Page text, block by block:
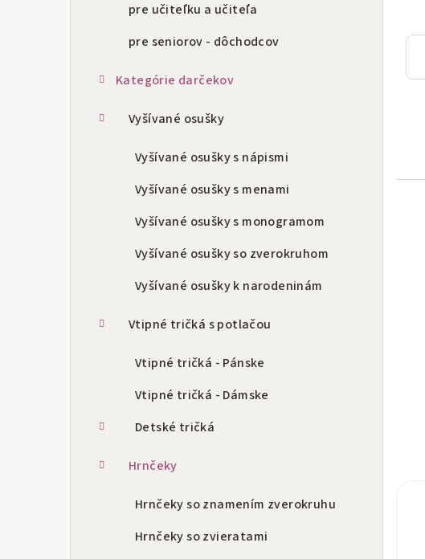
pre učiteľku a učiteľa
pre seniorov - dôchodcov
Kategórie darčekov
Vyšívané osušky
Vyšívané osušky s nápismi
Vyšívané osušky s menami
Vyšívané osušky s monogramom
Vyšívané osušky so zverokruhom
Vyšívané osušky k narodeninám
Vtipné tričká s potlačou
Vtipné tričká - Pánske
Vtipné tričká - Dámske
Detské tričká
Hrnčeky
Hrnčeky so znamením zverokruhu
Hrnčeky so zvieratami